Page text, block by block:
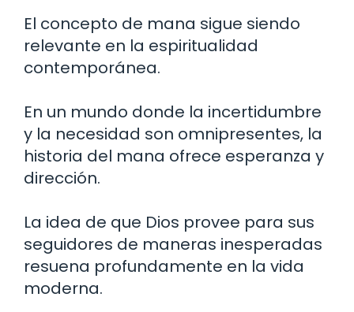
El concepto de mana sigue siendo
relevante en la espiritualidad
contemporánea.
En un mundo donde la incertidumbre
y la necesidad son omnipresentes, la
historia del mana ofrece esperanza y
dirección.
La idea de que Dios provee para sus
seguidores de maneras inesperadas
resuena profundamente en la vida
moderna.